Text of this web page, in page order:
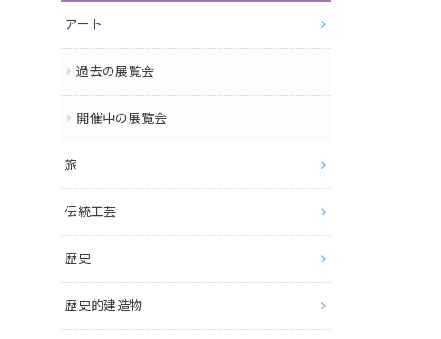
アート
過去の展覧会
開催中の展覧会
旅
伝統工芸
歴史
歴史的建造物